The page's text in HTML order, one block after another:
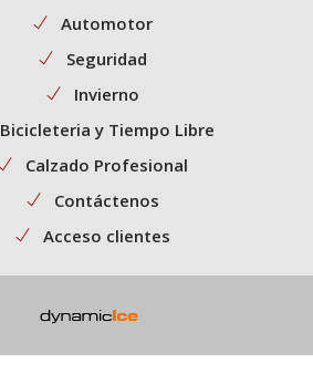
Automotor
Seguridad
Invierno
Bicicleteria y Tiempo Libre
Calzado Profesional
Contáctenos
Acceso clientes